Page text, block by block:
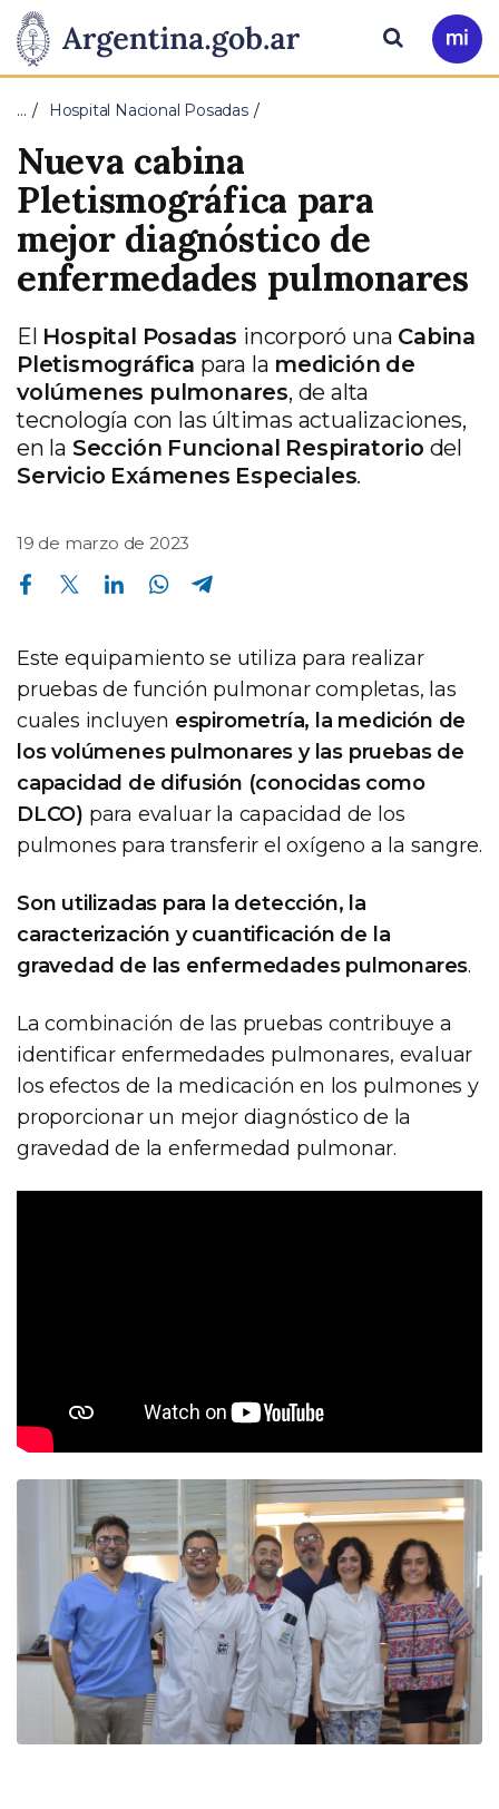
Presidencia
de
la
Nación
Pasar al contenido principal
Ir
a
Buscar
… Hospital Nacional Posadas
Nueva cabina
Pletismográfica para
mejor diagnóstico de
enfermedades pulmonares
El Hospital Posadas incorporó una Cabina
Pletismográfica para la medición de
volúmenes pulmonares, de alta
tecnología con las últimas actualizaciones,
en la Sección Funcional Respiratorio del
Servicio Exámenes Especiales.
19 de marzo de 2023
Compartir en Facebook Compartir en Twitter Compartir en Linkedin Compartir en Whatsapp
Este equipamiento se utiliza para realizar
pruebas de función pulmonar completas, las
cuales incluyen espirometría, la medición de
los volúmenes pulmonares y las pruebas de
capacidad de difusión (conocidas como
DLCO) para evaluar la capacidad de los
pulmones para transferir el oxígeno a la sangre.
Son utilizadas para la detección, la
caracterización y cuantificación de la
gravedad de las enfermedades pulmonares.
La combinación de las pruebas contribuye a
identificar enfermedades pulmonares, evaluar
los efectos de la medicación en los pulmones y
proporcionar un mejor diagnóstico de la
gravedad de la enfermedad pulmonar.